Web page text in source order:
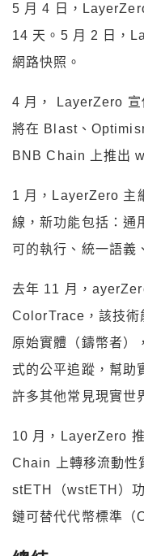
5 月 4 日，
14 天。5 月 2 日，
網路快照。
4 月， LayerZero
將在 Blast、
BNB Chain 上推出
1 月，LayerZero 主
線，新功能包括：通
可的執行、統一語義
去年 11 月，
ColorTrace，該技術
原始實體（鑄幣者）
式的公平追蹤，幫助
許多其他常見現實世
10 月，LayerZero
Chain 上轉移流動
stETH（wstETH）
鏈可替代代幣標準（